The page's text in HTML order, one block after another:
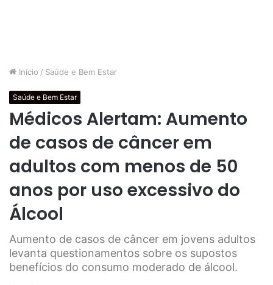
Início / Saúde e Bem Estar
Saúde e Bem Estar
Médicos Alertam: Aumento
de casos de câncer em
adultos com menos de 50
anos por uso excessivo do
Álcool
Aumento de casos de câncer em jovens adultos
levanta questionamentos sobre os supostos
benefícios do consumo moderado de álcool.